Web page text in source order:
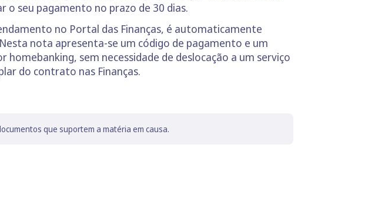
seu pagamento no prazo de 30 dias.
no Portal das Finanças, é automaticamente
nota apresenta-se um código de pagamento e um
sem necessidade de deslocação a um serviço
do contrato nas Finanças.
que suportem a matéria em causa.